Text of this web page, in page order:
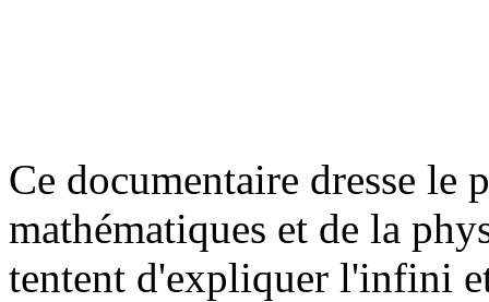
Ce documentaire dresse le
mathématiques et de la
tentent d'expliquer l'infini